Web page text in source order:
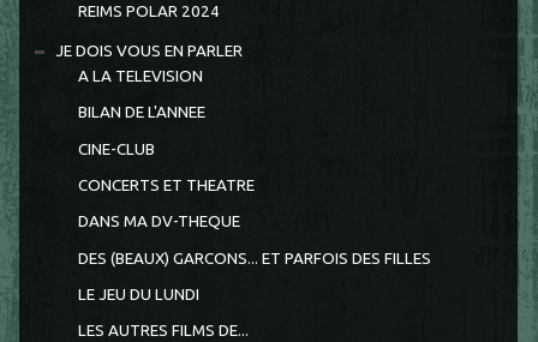
REIMS POLAR 2024
JE DOIS VOUS EN PARLER
A LA TELEVISION
BILAN DE L'ANNEE
CINE-CLUB
CONCERTS ET THEATRE
DANS MA DV-THEQUE
DES (BEAUX) GARCONS... ET PARFOIS DES FILLES
LE JEU DU LUNDI
LES AUTRES FILMS DE...